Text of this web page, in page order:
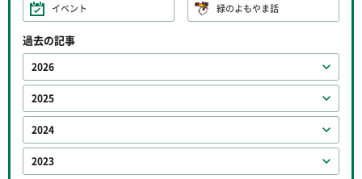
イベント 緑のよもやま話
過去の記事
2026
2025
2024
2023